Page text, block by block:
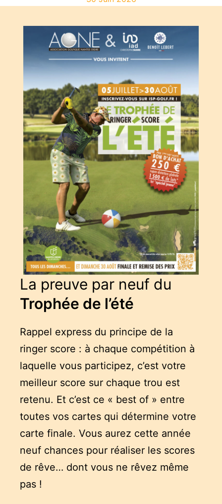
La preuve par neuf du
Trophée de l’été
Rappel express du principe de la
ringer score : à chaque compétition à
laquelle vous participez, c’est votre
meilleur score sur chaque trou est
retenu. Et c’est ce « best of » entre
toutes vos cartes qui détermine votre
carte finale. Vous aurez cette année
neuf chances pour réaliser les scores
de rêve… dont vous ne rêvez même
pas !